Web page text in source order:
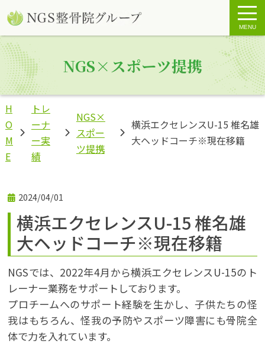
MENU
NGS×スポーツ提携
H
O
M
E
トレ
ーナ
ー実
績
NGS×
スポー
ツ提携
横浜エクセレンスU-15 椎名雄
大ヘッドコーチ※現在移籍
2024/04/01
横浜エクセレンスU-15 椎名雄
大ヘッドコーチ※現在移籍
NGSでは、2022年4月から横浜エクセレンスU-15のト
レーナー業務をサポートしております。
プロチームへのサポート経験を生かし、子供たちの怪
我はもちろん、怪我の予防やスポーツ障害にも骨院全
体で力を入れています。